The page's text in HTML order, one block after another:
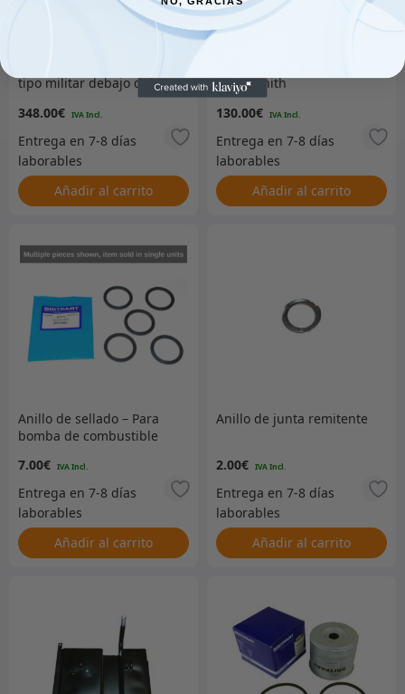
tipo militar debajo del
348.00€
Añadir al carrito
para Zenith
130.00€
Añadir al carrito
Anillo de sellado – Para
bomba de combustible
de vidrio – ACTUALMENTE
NO DISPONIBLE – SIN ETA
7.00€
Añadir al carrito
Anillo de junta remitente
2.00€
Añadir al carrito